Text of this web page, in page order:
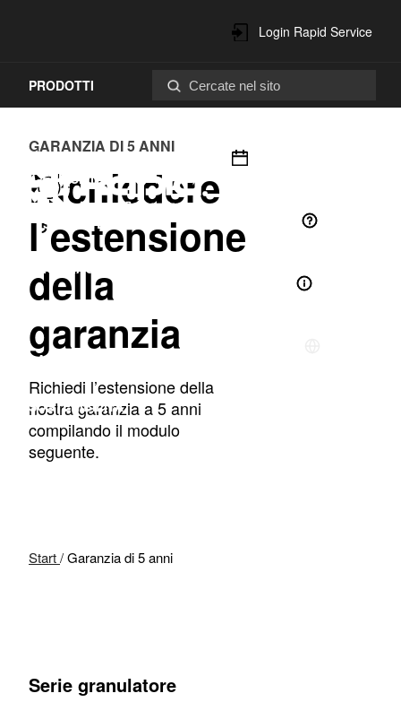
Login Rapid Service
PRODOTTI
EFFICIENTI
SISTEMI DI
RICICLAGGIO
ASSISTENZA
SOSTENIBILITÀ
GARANZIA DI 5 ANNI
Richiedere
l’estensione
della
garanzia
Richiedi l’estensione della
nostra garanzia a 5 anni
compilando il modulo
seguente.
Start/Garanzia di 5 anni
Serie granulatore